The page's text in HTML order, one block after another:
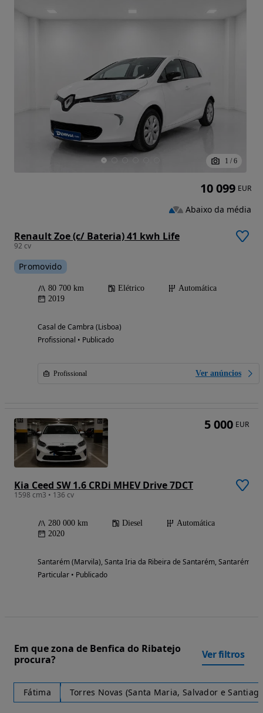
1 / 6
Renault Zoe (c/ Bateria) 41 kwh Life
92 cv
Promovido
80 700 km Elétrico
Automática
2019
Casal de Cambra (Lisboa)
Profissional • Publicado
Profissional Ver anúncios
10 099 EUR
Abaixo da média
Kia Ceed SW 1.6 CRDi MHEV Drive 7DCT
1598 cm3 • 136 cv
280 000 km Diesel
Automática
2020
Santarém (Marvila), Santa Iria da Ribeira de Santarém, Santarém
Particular • Publicado
5 000 EUR
Em que zona de Benfica do Ribatejo
procura?
Ver filtros
Fátima Torres Novas (Santa Maria, Salvador e